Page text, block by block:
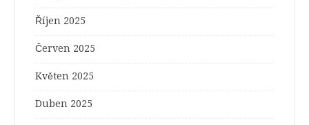
Říjen 2025
Červen 2025
Květen 2025
Duben 2025